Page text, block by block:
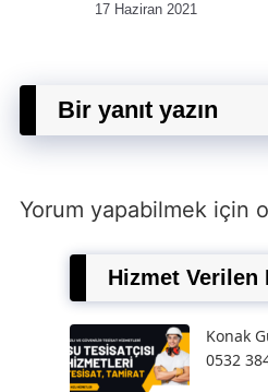
17 Haziran 2021
Bir yanıt yazın
Yorum yapabilmek için
Hizmet Verilen
Konak
0532